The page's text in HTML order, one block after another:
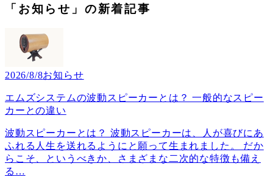
「お知らせ」の新着記事
2026/8/8お知らせ
エムズシステムの波動スピーカーとは？ 一般的なスピー
カーとの違い
波動スピーカーとは？ 波動スピーカーは、人が喜びにあ
ふれる人生を送れるようにと願って生まれました。 だか
らこそ、というべきか、さまざまな二次的な特徴も備え
る …